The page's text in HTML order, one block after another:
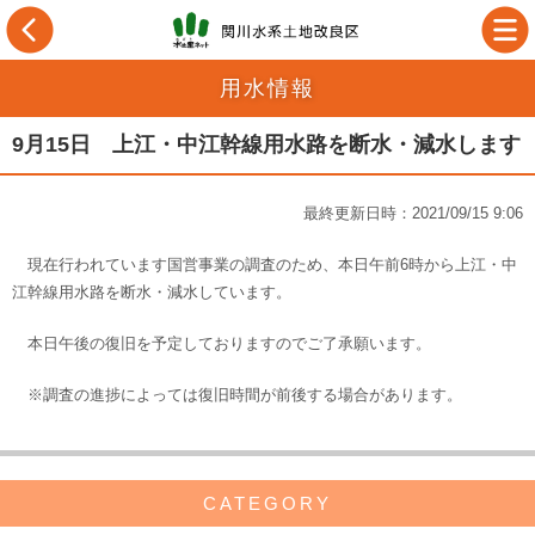
用水情報
9月15日 上江・中江幹線用水路を断水・減水します
最終更新日時：2021/09/15 9:06
現在行われています国営事業の調査のため、本日午前6時から上江・中
江幹線用水路を断水・減水しています。
本日午後の復旧を予定しておりますのでご了承願います。
※調査の進捗によっては復旧時間が前後する場合があります。
CATEGORY